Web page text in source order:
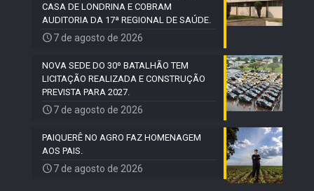
CASA DE LONDRINA E COBRAM
AUDITORIA DA 17ª REGIONAL DE SAÚDE.
7 de agosto de 2026
NOVA SEDE DO 30º BATALHÃO TEM
LICITAÇÃO REALIZADA E CONSTRUÇÃO
PREVISTA PARA 2027.
7 de agosto de 2026
PAIQUERÊ NO AGRO FAZ HOMENAGEM
AOS PAIS.
7 de agosto de 2026